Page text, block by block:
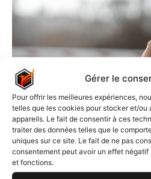
Gérer le
Pour offrir les meilleures expériences,
telles que les cookies pour stocker et/ou
appareils. Le fait de consentir à ces
traiter des données telles que le
uniques sur ce site. Le fait de ne pas
consentement peut avoir un effet
et fonctions.
Sécurité Incendie